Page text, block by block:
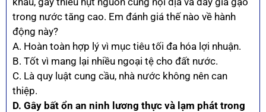
trong nước tăng cao. Em đánh giá thế nào về hành
động này?
A. Hoàn toàn hợp lý vì mục tiêu tối đa hóa lợi nhuận.
B. Tốt vì mang lại nhiều ngoại tệ cho đất nước.
C. Là quy luật cung cầu, nhà nước không nên can
thiệp.
D. Gây bất ổn an ninh lương thực và lạm phát trong